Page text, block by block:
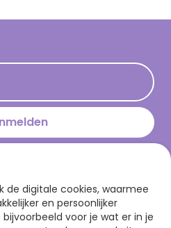
de digitale cookies, waarmee
en persoonlijker
voor je wat er in je